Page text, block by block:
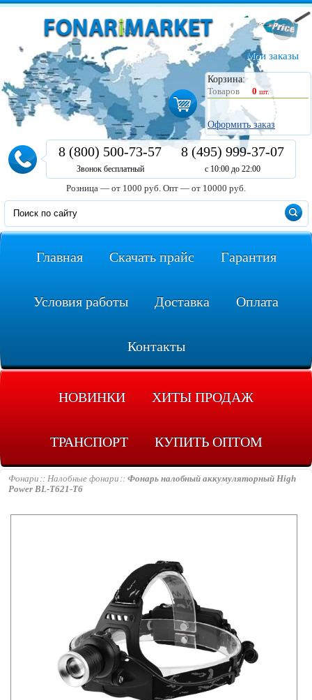
Мои заказы
Корзина:
Товаров
0 шт.
Оформить заказ
8 (800) 500-73-57
Звонок бесплатный
8 (495) 999-37-07
с 10:00 до 22:00
Розница — от 1000 руб. Опт — от 10000 руб.
Главная Скачать прайс Гарантия
Условия работы Доставка Оплата
Контакты
НОВИНКИ ХИТЫ ПРОДАЖ
ТРАНСПОРТ КУПИТЬ ОПТОМ
Фонари Налобные фонари
Фонарь налобный аккумуляторный High
Power BL-T621-T6